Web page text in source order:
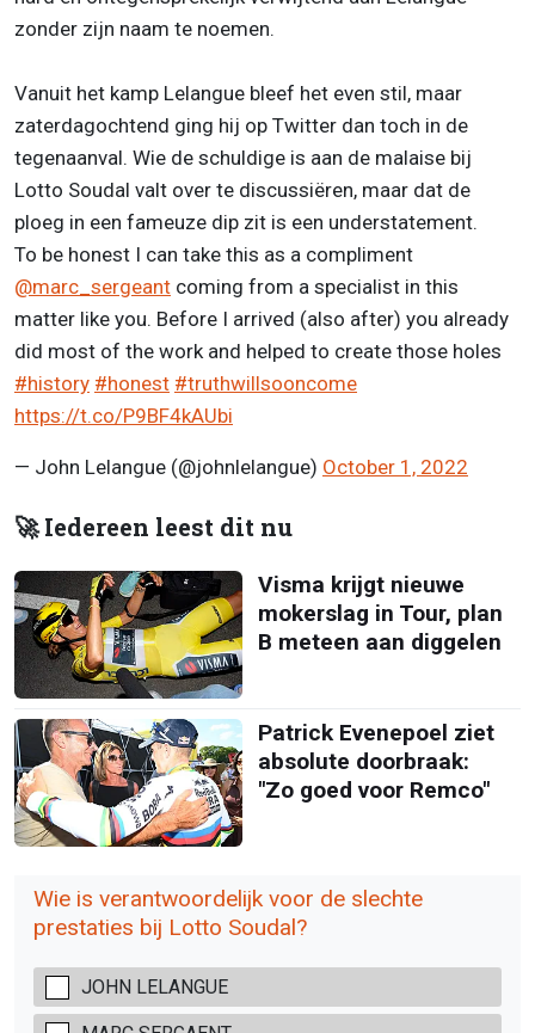
zonder zijn naam te noemen.
Vanuit het kamp Lelangue bleef het even stil, maar
zaterdagochtend ging hij op Twitter dan toch in de
tegenaanval. Wie de schuldige is aan de malaise bij
Lotto Soudal valt over te discussiëren, maar dat de
ploeg in een fameuze dip zit is een understatement.
To be honest I can take this as a compliment
@marc_sergeant coming from a specialist in this
matter like you. Before I arrived (also after) you already
did most of the work and helped to create those holes
#history #honest #truthwillsooncome
https://t.co/P9BF4kAUbi
— John Lelangue (@johnlelangue) October 1, 2022
🚀 Iedereen leest dit nu
Visma krijgt nieuwe
mokerslag in Tour, plan
B meteen aan diggelen
Patrick Evenepoel ziet
absolute doorbraak:
"Zo goed voor Remco"
Wie is verantwoordelijk voor de slechte
prestaties bij Lotto Soudal?
JOHN LELANGUE